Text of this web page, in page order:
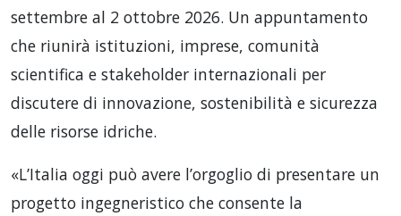
settembre al 2 ottobre 2026. Un appuntamento
che riunirà istituzioni, imprese, comunità
scientifica e stakeholder internazionali per
discutere di innovazione, sostenibilità e sicurezza
delle risorse idriche.
«L’Italia oggi può avere l’orgoglio di presentare un
progetto ingegneristico che consente la